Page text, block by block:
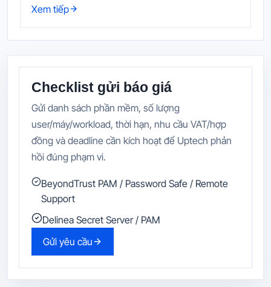
Xem tiếp
Checklist gửi báo giá
Gửi danh sách phần mềm, số lượng
user/máy/workload, thời hạn, nhu cầu VAT/hợp
đồng và deadline cần kích hoạt để Uptech phản
hồi đúng phạm vi.
BeyondTrust PAM / Password Safe / Remote
Support
Delinea Secret Server / PAM
Gửi yêu cầu